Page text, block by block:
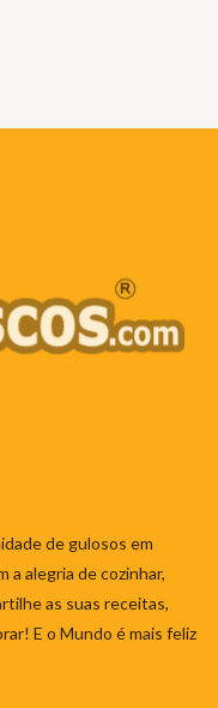
de gulosos em
a alegria de cozinhar,
as suas receitas,
E o Mundo é mais feliz